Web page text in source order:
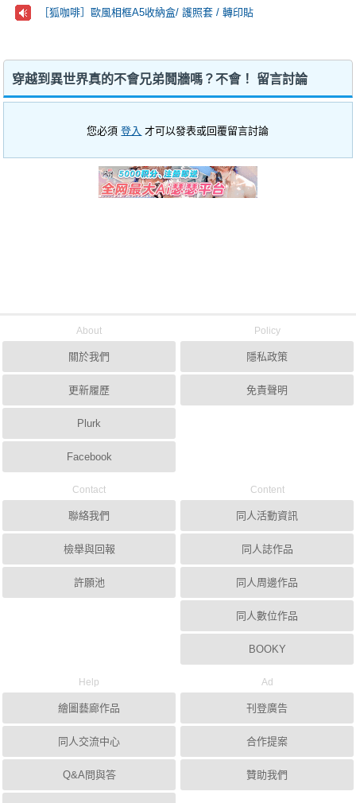
［狐咖啡］歐風相框A5收納盒/ 護照套 / 轉印貼
穿越到異世界真的不會兄弟鬩牆嗎？不會！ 留言討論
您必須登入 才可以發表或回覆留言討論
About
關於我們
更新履歷
Plurk
Facebook
Policy
隱私政策
免責聲明
Contact
聯絡我們
檢舉與回報
許願池
Content
同人活動資訊
同人誌作品
同人周邊作品
同人數位作品
BOOKY
Help
繪圖藝廊作品
同人交流中心
Q&A問與答
Ad
刊登廣告
合作提案
贊助我們